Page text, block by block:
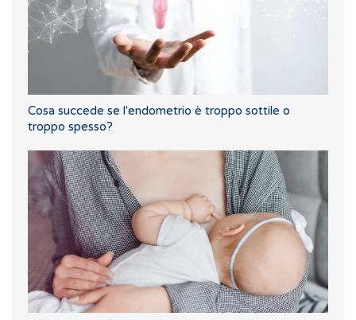
Cosa succede se l'endometrio è troppo sottile o
troppo spesso?